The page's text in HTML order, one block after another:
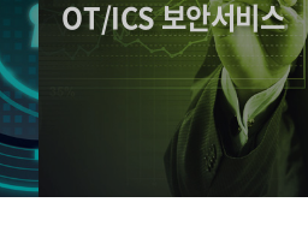
OT/ICS 보안서비스